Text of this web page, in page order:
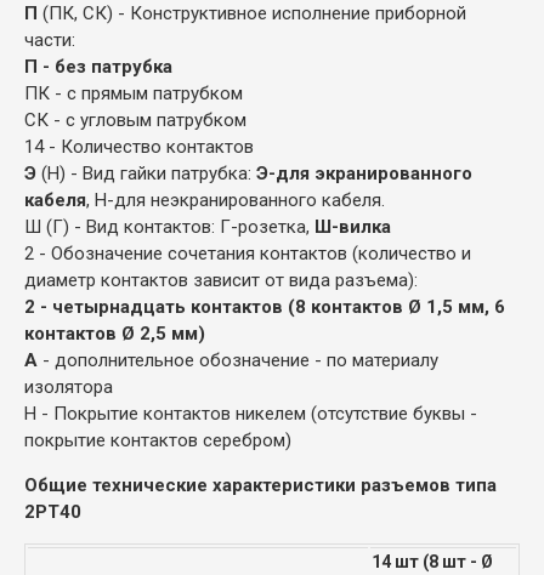
П (ПК, СК) - Конструктивное исполнение приборной
части:
П - без патрубка
ПК - с прямым патрубком
СК - с угловым патрубком
14 - Количество контактов
Э (Н) - Вид гайки патрубка: Э-для экранированного
кабеля, Н-для неэкранированного кабеля.
Ш (Г) - Вид контактов: Г-розетка, Ш-вилка
2 - Обозначение сочетания контактов (количество и
диаметр контактов зависит от вида разъема):
2 - четырнадцать контактов (8 контактов Ø 1,5 мм, 6
контактов Ø 2,5 мм)
А - дополнительное обозначение - по материалу
изолятора
Н - Покрытие контактов никелем (отсутствие буквы -
покрытие контактов серебром)
Общие технические характеристики разъемов типа
2РТ40
14 шт (8 шт - Ø